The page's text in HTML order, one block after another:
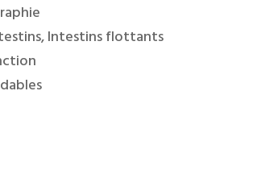
Intestins flottants